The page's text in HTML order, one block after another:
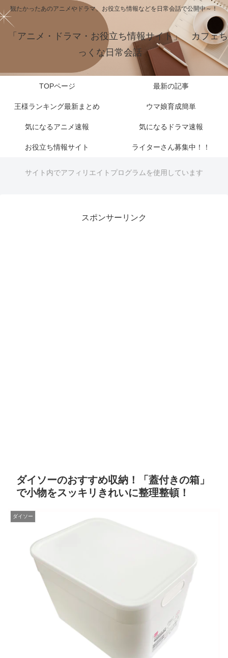
観たかったあのアニメやドラマ、お役立ち情報などを日常会話で公開中～！
「アニメ・ドラマ・お役立ち情報サイト」 カフェち
っくな日常会話
TOPページ 最新の記事
王様ランキング最新まとめ ウマ娘育成簡単
気になるアニメ速報 気になるドラマ速報
お役立ち情報サイト ライターさん募集中！！
サイト内でアフィリエイトプログラムを使用しています
スポンサーリンク
ダイソーのおすすめ収納！「蓋付きの箱」
で小物をスッキリきれいに整理整頓！
ダイソー